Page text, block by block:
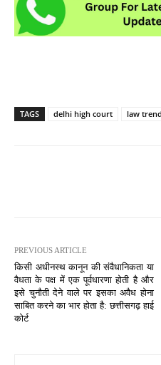
TAGS delhi high court law
PREVIOUS ARTICLE
किसी अधीनस्थ कानून की संवैधानिकता या
वैधता के पक्ष में एक पूर्वधारणा होती है और
इसे चुनौती देने वाले पर इसका अवैध होना
साबित करने का भार होता है: छत्तीसगढ़ हाई
कोर्ट